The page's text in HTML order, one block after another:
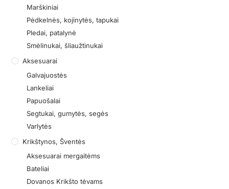
Marškiniai
Pėdkelnės, kojinytės, tapukai
Pledai, patalynė
Smėlinukai, šliaužtinukai
Aksesuarai
Galvajuostės
Lankeliai
Papuošalai
Segtukai, gumytės, segės
Varlytės
Krikštynos, Šventės
Aksesuarai mergaitėms
Bateliai
Dovanos Krikšto tėvams